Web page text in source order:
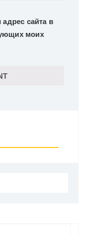
сайта в
моих